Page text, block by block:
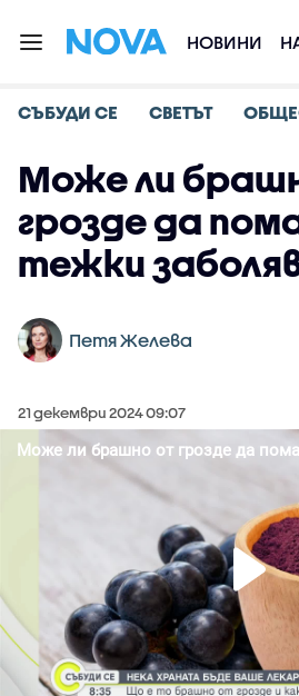
НОВИНИ
СЪБУДИ СЕ СВЕТЪТ
Може ли
грозде да
тежки
Петя Желева
21 декември 2024 09:07